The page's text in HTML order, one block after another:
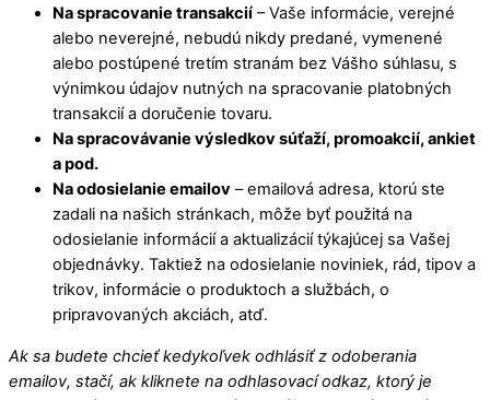
Na spracovanie transakcií – Vaše informácie, verejné
alebo neverejné, nebudú nikdy predané, vymenené
alebo postúpené tretím stranám bez Vášho súhlasu, s
výnimkou údajov nutných na spracovanie platobných
transakcií a doručenie tovaru.
Na spracovávanie výsledkov súťaží, promoakcií, ankiet
a pod.
Na odosielanie emailov – emailová adresa, ktorú ste
zadali na našich stránkach, môže byť použitá na
odosielanie informácií a aktualizácií týkajúcej sa Vašej
objednávky. Taktiež na odosielanie noviniek, rád, tipov a
trikov, informácie o produktoch a službách, o
pripravovaných akciách, atď.
Ak sa budete chcieť kedykoľvek odhlásiť z odoberania
emailov, stačí, ak kliknete na odhlasovací odkaz, ktorý je